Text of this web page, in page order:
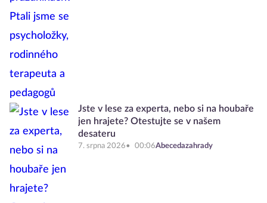
Jste v lese za experta, nebo si na houbaře
jen hrajete? Otestujte se v našem
desateru
7. srpna 2026 00:06Abecedazahrady